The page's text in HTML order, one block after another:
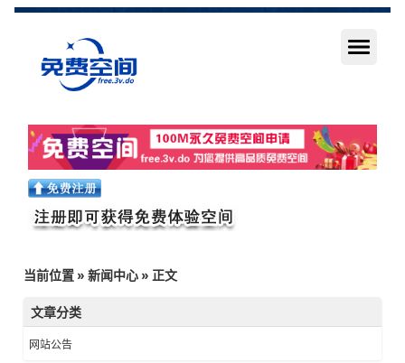
当前位置 » 新闻中心 » 正文
文章分类
网站公告